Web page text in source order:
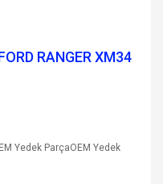
RANGER XM34
Yedek ParçaOEM Yedek